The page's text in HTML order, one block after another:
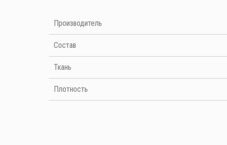
4
4 5
Производитель
Cостав
Ткань
Плотность